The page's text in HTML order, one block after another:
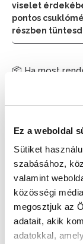
Ez a weboldal
Sütiket
szabásához,
valamint
közösségi
megosztjuk az
adatait, akik
adatokkal,
viselet
pontos
részben
📦 Ha most
309 900
Az elmúlt